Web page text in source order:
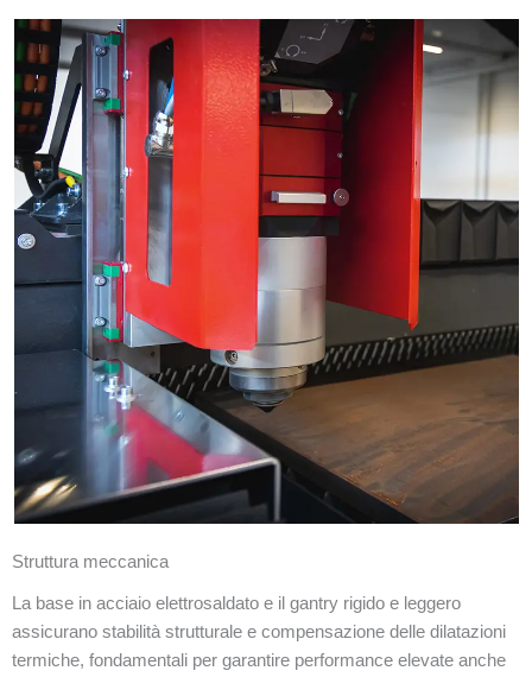
Struttura meccanica
La base in acciaio elettrosaldato e il gantry rigido e leggero
assicurano stabilità strutturale e compensazione delle dilatazioni
termiche, fondamentali per garantire performance elevate anche